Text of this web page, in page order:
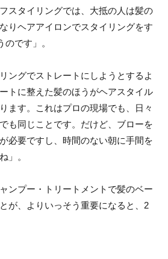
フスタイリングでは、大抵の人は髪の
りヘアアイロンでスタイリングをす
のです」。
リングでストレートにしようとするよ
トに整えた髪のほうがヘアスタイル
ます。これはプロの現場でも、日々
も同じことです。だけど、ブローを
必要ですし、時間のない朝に手間を
」。
ンプー・トリートメントで髪のベー
が、よりいっそう重要になると、2